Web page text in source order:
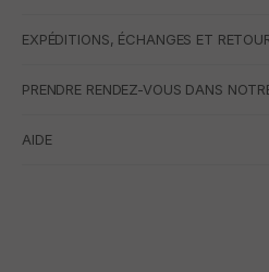
EXPÉDITIONS, ÉCHANGES ET
PRENDRE RENDEZ-VOUS DANS
AIDE